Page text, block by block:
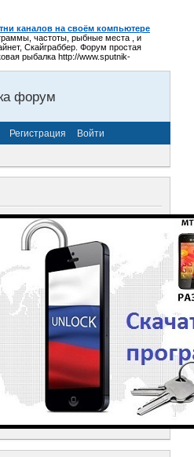
каналов на своём компьютере
частоты, рыбные места , и
Скайграббер. Форум простая
рыбалка http://www.sputnik-
форум
Регистрация Войти